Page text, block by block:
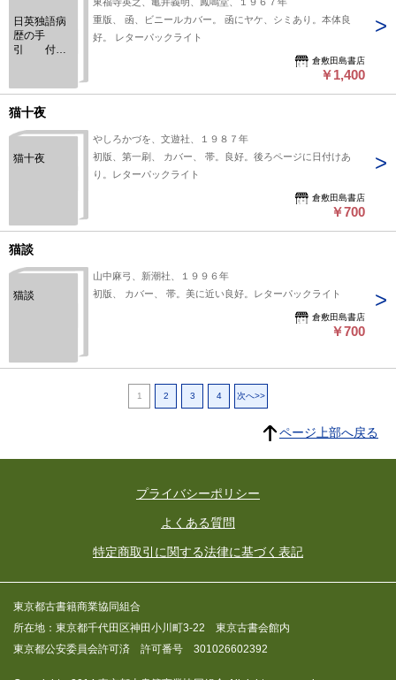
日英独語病
歴の手
引 付
重版、 函、ビニールカバー。 函にヤケ、シミあり。本体良
好。 レターパックライト
倉敷田島書店
￥1,400
猫十夜
猫十夜
やしろかづを、文遊社、１９８７年
初版、第一刷、 カバー、 帯。良好。後ろページに日付けあ
り。レターパックライト
倉敷田島書店
￥700
猫談
猫談
山中麻弓、新潮社、１９９６年
初版、 カバー、 帯。美に近い良好。レターパックライト
倉敷田島書店
￥700
1 2 3 4 次へ>>
ページ上部へ戻る
プライバシーポリシー
よくある質問
特定商取引に関する法律に基づく表記
東京都古書籍商業協同組合
所在地：東京都千代田区神田小川町3-22 東京古書会館内
東京都公安委員会許可済 許可番号 301026602392